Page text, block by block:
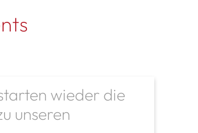
wieder die
unseren